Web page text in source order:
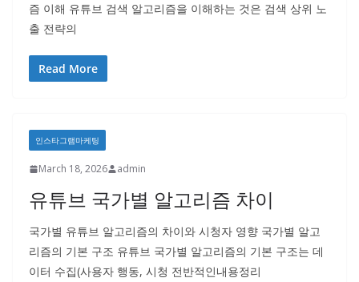
즘 이해 유튜브 검색 알고리즘을 이해하는 것은 검색 상위 노
출 전략의
Read More
인스타그램마케팅
March 18, 2026 admin
유튜브 국가별 알고리즘 차이
국가별 유튜브 알고리즘의 차이와 시청자 영향 국가별 알고
리즘의 기본 구조 유튜브 국가별 알고리즘의 기본 구조는 데
이터 수집(사용자 행동, 시청 전반적인내용정리